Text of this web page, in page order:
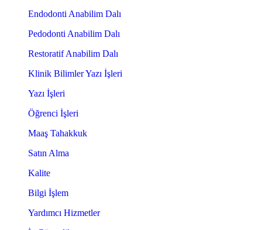
Endodonti Anabilim Dalı
Pedodonti Anabilim Dalı
Restoratif Anabilim Dalı
Klinik Bilimler Yazı İşleri
Yazı İşleri
Öğrenci İşleri
Maaş Tahakkuk
Satın Alma
Kalite
Bilgi İşlem
Yardımcı Hizmetler